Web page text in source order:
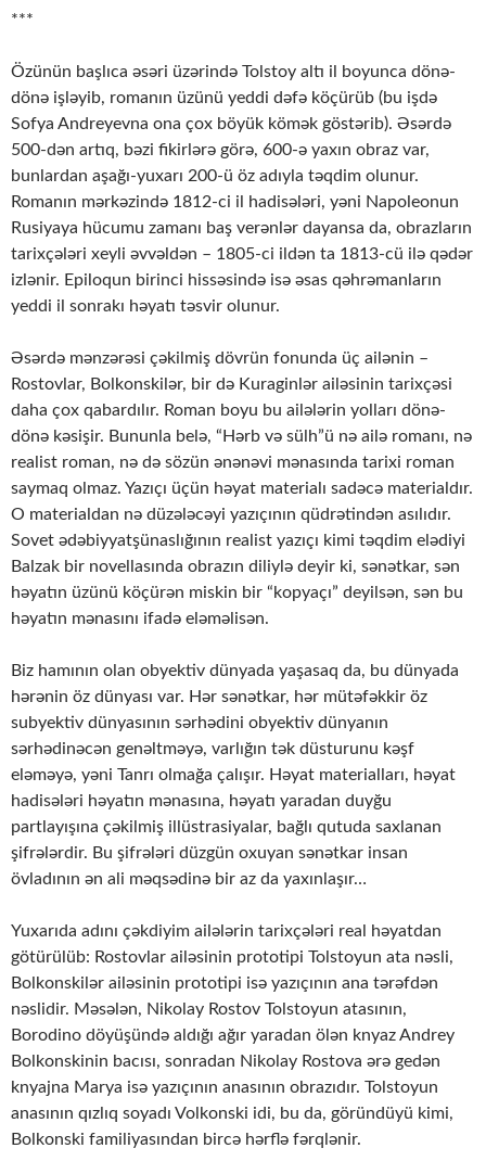
***
Özünün başlıca əsəri üzərində Tolstoy altı il boyunca dönə-
dönə işləyib, romanın üzünü yeddi dəfə köçürüb (bu işdə
Sofya Andreyevna ona çox böyük kömək göstərib). Əsərdə
500-dən artıq, bəzi fikirlərə görə, 600-ə yaxın obraz var,
bunlardan aşağı-yuxarı 200-ü öz adıyla təqdim olunur.
Romanın mərkəzində 1812-ci il hadisələri, yəni Napoleonun
Rusiyaya hücumu zamanı baş verənlər dayansa da, obrazların
tarixçələri xeyli əvvəldən – 1805-ci ildən ta 1813-cü ilə qədər
izlənir. Epiloqun birinci hissəsində isə əsas qəhrəmanların
yeddi il sonrakı həyatı təsvir olunur.
Əsərdə mənzərəsi çəkilmiş dövrün fonunda üç ailənin –
Rostovlar, Bolkonskilər, bir də Kuraginlər ailəsinin tarixçəsi
daha çox qabardılır. Roman boyu bu ailələrin yolları dönə-
dönə kəsişir. Bununla belə, “Hərb və sülh”ü nə ailə romanı, nə
realist roman, nə də sözün ənənəvi mənasında tarixi roman
saymaq olmaz. Yazıçı üçün həyat materialı sadəcə materialdır.
O materialdan nə düzələcəyi yazıçının qüdrətindən asılıdır.
Sovet ədəbiyyatşünaslığının realist yazıçı kimi təqdim elədiyi
Balzak bir novellasında obrazın diliylə deyir ki, sənətkar, sən
həyatın üzünü köçürən miskin bir “kopyaçı” deyilsən, sən bu
həyatın mənasını ifadə eləməlisən.
Biz hamının olan obyektiv dünyada yaşasaq da, bu dünyada
hərənin öz dünyası var. Hər sənətkar, hər mütəfəkkir öz
subyektiv dünyasının sərhədini obyektiv dünyanın
sərhədinəcən genəltməyə, varlığın tək düsturunu kəşf
eləməyə, yəni Tanrı olmağa çalışır. Həyat materialları, həyat
hadisələri həyatın mənasına, həyatı yaradan duyğu
partlayışına çəkilmiş illüstrasiyalar, bağlı qutuda saxlanan
şifrələrdir. Bu şifrələri düzgün oxuyan sənətkar insan
övladının ən ali məqsədinə bir az da yaxınlaşır…
Yuxarıda adını çəkdiyim ailələrin tarixçələri real həyatdan
götürülüb: Rostovlar ailəsinin prototipi Tolstoyun ata nəsli,
Bolkonskilər ailəsinin prototipi isə yazıçının ana tərəfdən
nəslidir. Məsələn, Nikolay Rostov Tolstoyun atasının,
Borodino döyüşündə aldığı ağır yaradan ölən knyaz Andrey
Bolkonskinin bacısı, sonradan Nikolay Rostova ərə gedən
knyajna Marya isə yazıçının anasının obrazıdır. Tolstoyun
anasının qızlıq soyadı Volkonski idi, bu da, göründüyü kimi,
Bolkonski familiyasından bircə hərflə fərqlənir.